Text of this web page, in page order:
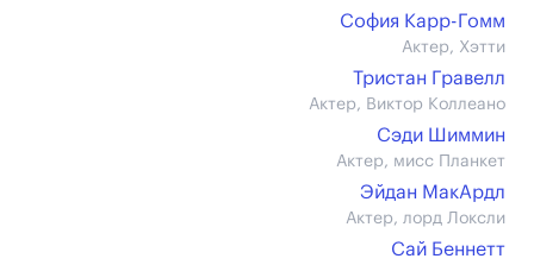
София Карр-Гомм
Актер, Хэтти
Тристан Гравелл
Актер, Виктор Коллеано
Сэди Шиммин
Актер, мисс Планкет
Эйдан МакАрдл
Актер, лорд Локсли
Сай Беннетт